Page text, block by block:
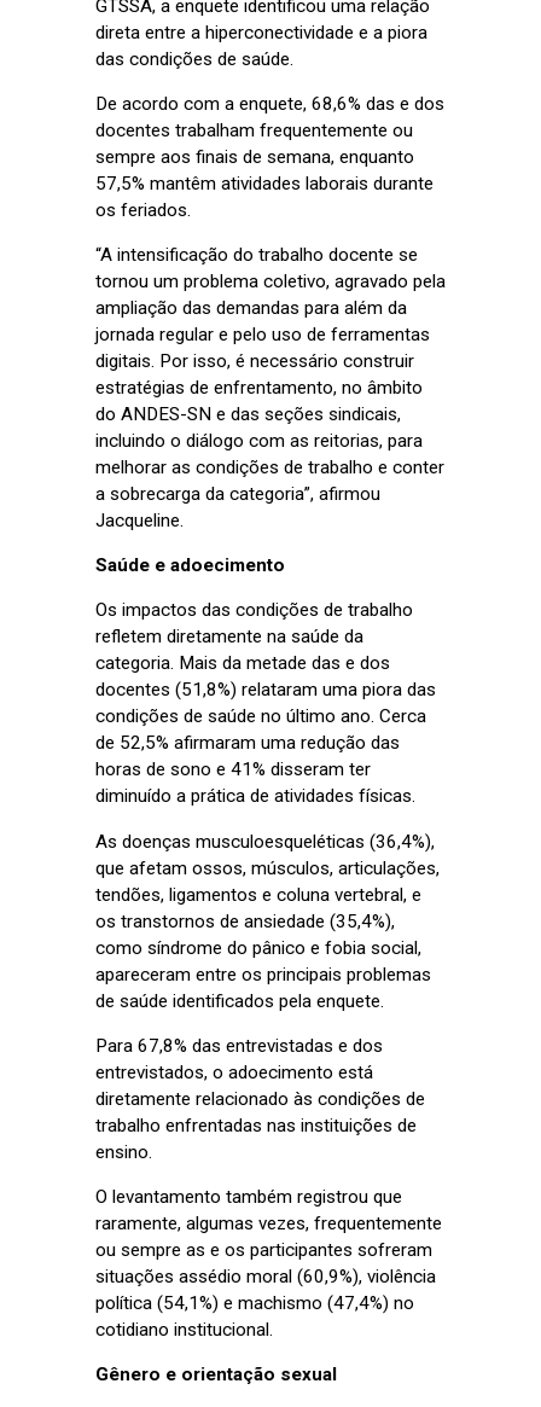
GTSSA, a enquete identificou uma relação
direta entre a hiperconectividade e a piora
das condições de saúde.
De acordo com a enquete, 68,6% das e dos
docentes trabalham frequentemente ou
sempre aos finais de semana, enquanto
57,5% mantêm atividades laborais durante
os feriados.
“A intensificação do trabalho docente se
tornou um problema coletivo, agravado pela
ampliação das demandas para além da
jornada regular e pelo uso de ferramentas
digitais. Por isso, é necessário construir
estratégias de enfrentamento, no âmbito
do ANDES-SN e das seções sindicais,
incluindo o diálogo com as reitorias, para
melhorar as condições de trabalho e conter
a sobrecarga da categoria”, afirmou
Jacqueline.
Saúde e adoecimento
Os impactos das condições de trabalho
refletem diretamente na saúde da
categoria. Mais da metade das e dos
docentes (51,8%) relataram uma piora das
condições de saúde no último ano. Cerca
de 52,5% afirmaram uma redução das
horas de sono e 41% disseram ter
diminuído a prática de atividades físicas.
As doenças musculoesqueléticas (36,4%),
que afetam ossos, músculos, articulações,
tendões, ligamentos e coluna vertebral, e
os transtornos de ansiedade (35,4%),
como síndrome do pânico e fobia social,
apareceram entre os principais problemas
de saúde identificados pela enquete.
Para 67,8% das entrevistadas e dos
entrevistados, o adoecimento está
diretamente relacionado às condições de
trabalho enfrentadas nas instituições de
ensino.
O levantamento também registrou que
raramente, algumas vezes, frequentemente
ou sempre as e os participantes sofreram
situações assédio moral (60,9%), violência
política (54,1%) e machismo (47,4%) no
cotidiano institucional.
Gênero e orientação sexual